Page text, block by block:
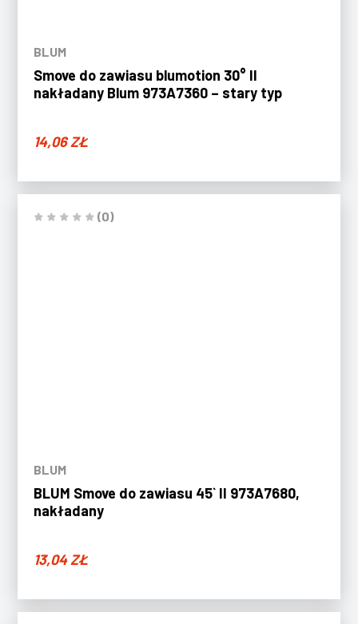
BLUM
Smove do zawiasu blumotion 30° II
nakładany Blum 973A7360 – stary typ
14,06ZŁ
(0)
BLUM
BLUM Smove do zawiasu 45` II 973A7680,
nakładany
13,04ZŁ